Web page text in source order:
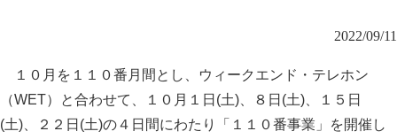
2022/09/11
１０月を１１０番月間とし、ウィークエンド・テレホン
（WET）と合わせて、１０月１日(土)、８日(土)、１５日
(土)、２２日(土)の４日間にわたり「１１０番事業」を開催し